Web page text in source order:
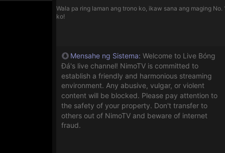
Wala pa ring laman ang trono ko, ikaw sana ang maging No.
ko!
Mensahe ng Sistema: Welcome to Live Bóng
Đá's live channel! NimoTV is committed to
establish a friendly and harmonious streaming
environment. Any abusive, vulgar, or violent
content will be blocked. Please pay attention to
the safety of your property. Don't transfer to
others out of NimoTV and beware of internet
fraud.